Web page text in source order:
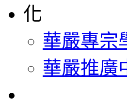
華嚴專宗
華嚴推廣